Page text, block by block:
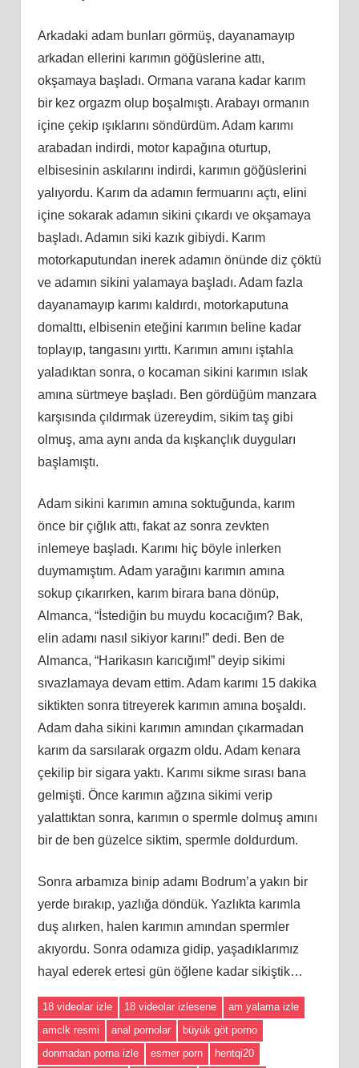
Arkadaki adam bunları görmüş, dayanamayıp
arkadan ellerini karımın göğüslerine attı,
okşamaya başladı. Ormana varana kadar karım
bir kez orgazm olup boşalmıştı. Arabayı ormanın
içine çekip ışıklarını söndürdüm. Adam karımı
arabadan indirdi, motor kapağına oturtup,
elbisesinin askılarını indirdi, karımın göğüslerini
yalıyordu. Karım da adamın fermuarını açtı, elini
içine sokarak adamın sikini çıkardı ve okşamaya
başladı. Adamın siki kazık gibiydi. Karım
motorkaputundan inerek adamın önünde diz çöktü
ve adamın sikini yalamaya başladı. Adam fazla
dayanamayıp karımı kaldırdı, motorkaputuna
domalttı, elbisenin eteğini karımın beline kadar
toplayıp, tangasını yırttı. Karımın amını iştahla
yaladıktan sonra, o kocaman sikini karımın ıslak
amına sürtmeye başladı. Ben gördüğüm manzara
karşısında çıldırmak üzereydim, sikim taş gibi
olmuş, ama aynı anda da kışkançlık duyguları
başlamıştı.
Adam sikini karımın amına soktuğunda, karım
önce bir çığlık attı, fakat az sonra zevkten
inlemeye başladı. Karımı hiç böyle inlerken
duymamıştım. Adam yarağını karımın amına
sokup çıkarırken, karım birara bana dönüp,
Almanca, “İstediğin bu muydu kocacığım? Bak,
elin adamı nasıl sikiyor karını!” dedi. Ben de
Almanca, “Harikasın karıcığım!” deyip sikimi
sıvazlamaya devam ettim. Adam karımı 15 dakika
siktikten sonra titreyerek karımın amına boşaldı.
Adam daha sikini karımın amından çıkarmadan
karım da sarsılarak orgazm oldu. Adam kenara
çekilip bir sigara yaktı. Karımı sikme sırası bana
gelmişti. Önce karımın ağzına sikimi verip
yalattıktan sonra, karımın o spermle dolmuş amını
bir de ben güzelce siktim, spermle doldurdum.
Sonra arbamıza binip adamı Bodrum’a yakın bir
yerde bırakıp, yazlığa döndük. Yazlıkta karımla
duş alırken, halen karımın amından spermler
akıyordu. Sonra odamıza gidip, yaşadıklarımız
hayal ederek ertesi gün öğlene kadar sikiştik…
18 videolar izle 18 videolar izlesene
am yalama izle
amclk resmi
anal pornolar
büyük göt porno
donmadan porna izle
esmer porn
hentqi20